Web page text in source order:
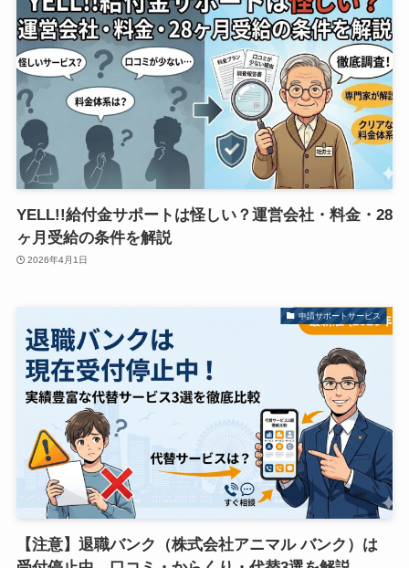
YELL!!給付金サポートは怪しい？運営会社・料金・28
ヶ月受給の条件を解説
2026年4月1日
申請サポートサービス
【注意】退職バンク（株式会社アニマル バンク）は